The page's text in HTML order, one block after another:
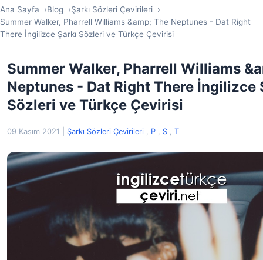
Ana Sayfa Blog
Şarkı Sözleri Çevirileri
Summer Walker, Pharrell Williams &amp; The Neptunes - Dat Right
There İngilizce Şarkı Sözleri ve Türkçe Çevirisi
Summer Walker, Pharrell Williams
Neptunes - Dat Right There İngilizce
Sözleri ve Türkçe Çevirisi
09 Kasım 2021 Şarkı Sözleri Çevirileri , P , S , T